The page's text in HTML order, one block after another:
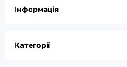
Інформація
Категорії